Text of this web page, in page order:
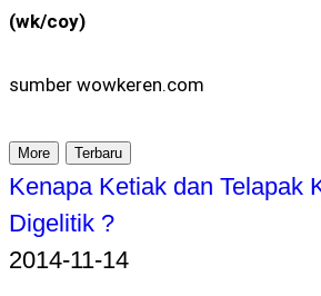
(wk/coy)
sumber wowkeren.com
More Terbaru
Kenapa Ketiak dan Telapak
Digelitik ?
2014-11-14